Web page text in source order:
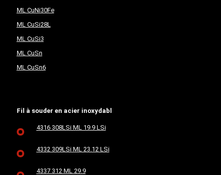
ML CuNi30Fe
ML CuSi28L
ML CuSi3
ML CuSn
ML CuSn6
Fil à souder en acier inoxydabl
4316 308LSi ML 19.9 LSi
4332 309LSi ML 23.12 LSi
4337 312 ML 29.9